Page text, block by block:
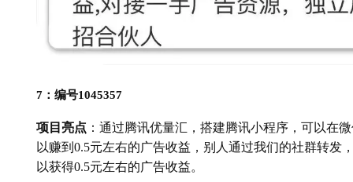
7：编号1045357
项目亮点 ：通过腾讯优量汇，搭建腾讯小程序，可以在
以赚到0.5元左右的广告收益，别人通过我们的社群转发
以获得0.5元左右的广告收益。